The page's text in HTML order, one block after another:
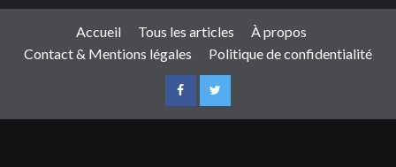
Accueil Tous les articles
À propos
Contact & Mentions légales
Politique de confidentialité